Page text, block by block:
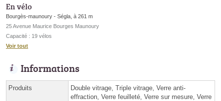
En vélo
Bourgès-maunoury - Ségla, à 261 m
25 Avenue Maurice Bourges Maunoury
Capacité : 19 vélos
Voir tout
Informations
Produits
Double vitrage, Triple vitrage, Verre anti-
effraction, Verre feuilleté, Verre sur mesure, Verre